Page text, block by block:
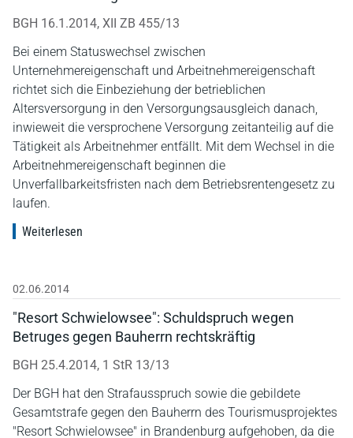
BGH 16.1.2014, XII ZB 455/13
Bei einem Statuswechsel zwischen
Unternehmereigenschaft und Arbeitnehmereigenschaft
richtet sich die Einbeziehung der betrieblichen
Altersversorgung in den Versorgungsausgleich danach,
inwieweit die versprochene Versorgung zeitanteilig auf die
Tätigkeit als Arbeitnehmer entfällt. Mit dem Wechsel in die
Arbeitnehmereigenschaft beginnen die
Unverfallbarkeitsfristen nach dem Betriebsrentengesetz zu
laufen.
Weiterlesen
02.06.2014
"Resort Schwielowsee": Schuldspruch wegen
Betruges gegen Bauherrn rechtskräftig
BGH 25.4.2014, 1 StR 13/13
Der BGH hat den Strafausspruch sowie die gebildete
Gesamtstrafe gegen den Bauherrn des Tourismusprojektes
"Resort Schwielowsee" in Brandenburg aufgehoben, da die